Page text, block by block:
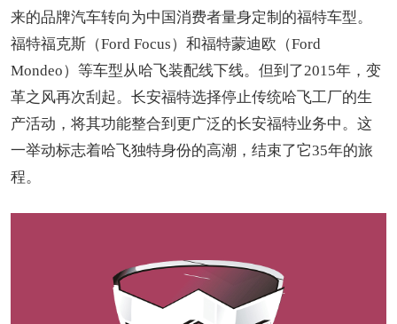
来的品牌汽车转向为中国消费者量身定制的福特车型。
福特福克斯（Ford Focus）和福特蒙迪欧（Ford
Mondeo）等车型从哈飞装配线下线。但到了2015年，变
革之风再次刮起。长安福特选择停止传统哈飞工厂的生
产活动，将其功能整合到更广泛的长安福特业务中。这
一举动标志着哈飞独特身份的高潮，结束了它35年的旅
程。